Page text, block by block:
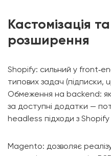
Кастомізація
розширення
Shopify: сильний у
типових задач (підписки,
Обмеження на backend:
за доступні додатки —
headless підходи з Shopify
Magento: дозволяє